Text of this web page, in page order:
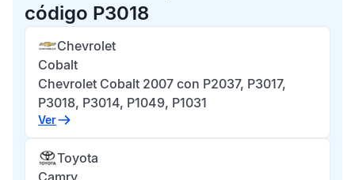
código P3018
Chevrolet
Cobalt
Chevrolet Cobalt 2007 con P2037, P3017,
P3018, P3014, P1049, P1031
Ver
Toyota
Camry